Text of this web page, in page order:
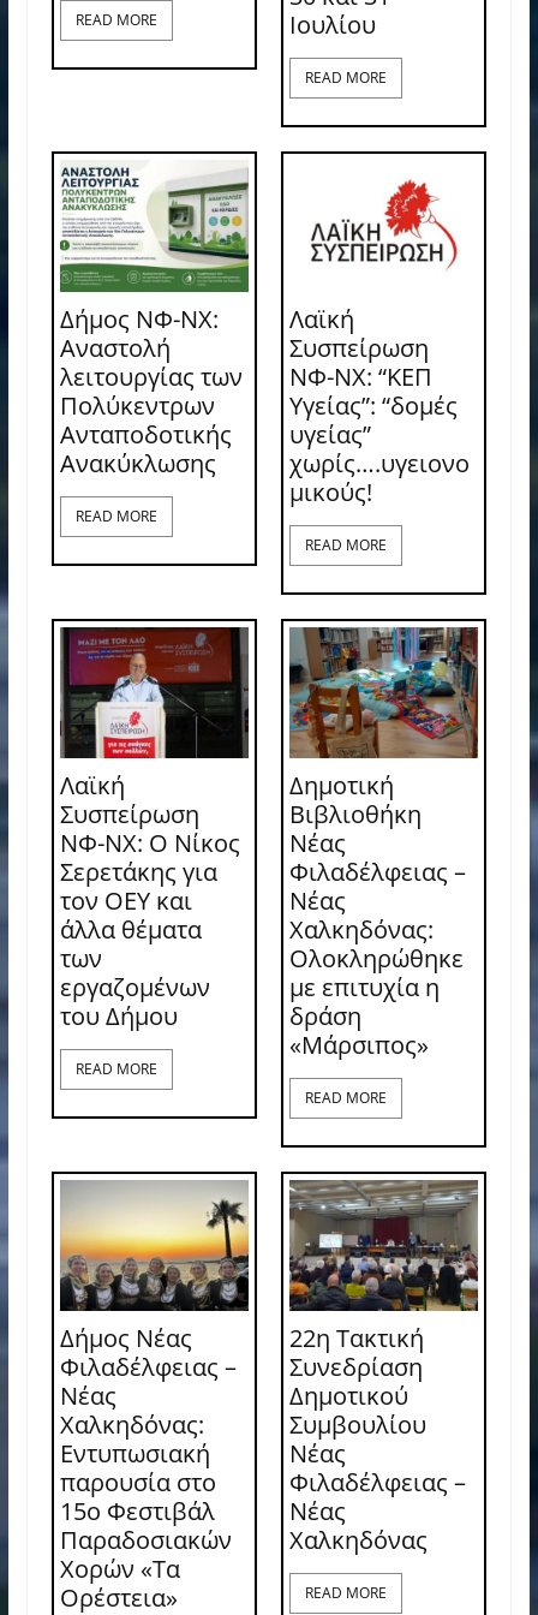
READ MORE
Ιουλίου
READ MORE
Δήμος ΝΦ-ΝΧ:
Αναστολή
λειτουργίας των
Πολύκεντρων
Ανταποδοτικής
Ανακύκλωσης
READ MORE
Λαϊκή
Συσπείρωση
ΝΦ-ΝΧ: “ΚΕΠ
Υγείας”: “δομές
υγείας”
χωρίς….υγειονο
μικούς!
READ MORE
Λαϊκή
Συσπείρωση
ΝΦ-ΝΧ: O Νίκος
Σερετάκης για
τον ΟΕΥ και
άλλα θέματα
των
εργαζομένων
του Δήμου
READ MORE
Δημοτική
Βιβλιοθήκη
Νέας
Φιλαδέλφειας –
Νέας
Χαλκηδόνας:
Ολοκληρώθηκε
με επιτυχία η
δράση
«Μάρσιπος»
READ MORE
Δήμος Νέας
Φιλαδέλφειας –
Νέας
Χαλκηδόνας:
Εντυπωσιακή
παρουσία στο
15ο Φεστιβάλ
Παραδοσιακών
Χορών «Τα
Ορέστεια»
22η Τακτική
Συνεδρίαση
Δημοτικού
Συμβουλίου
Νέας
Φιλαδέλφειας –
Νέας
Χαλκηδόνας
READ MORE